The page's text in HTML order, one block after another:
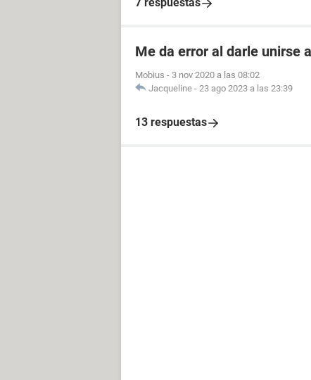
Me da error al darle unirse
Mobius - 3 nov 2020 a las 08:02
Jacqueline - 23 ago 2023 a las 23:39
13 respuestas